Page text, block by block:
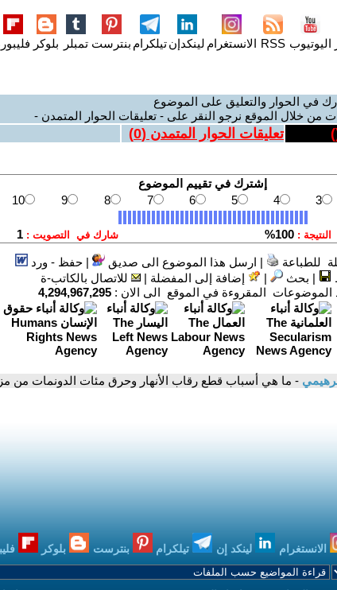
اليوتيوب RSS الانستغرام لينكدإنتيلكرام بنترست تمبلر بلوكر
في الحوار والتعليق على الموضوع
من خلال الموقع نرجو النقر على - تعليقات الحوار المتمدن -
) تعليقات الحوار المتمدن (0
)
للطباعة | ارسل هذا الموضوع الى صديق |حفظ - ورد
| بحث | إضافة إلى المفضلة |
للاتصال بالكاتب-ة
المقروءة في الموقع الى الان : 4,294,967,295
- ما هي أسباب قطع رقاب الأنهار وحرق مئات الدونمات من
الانستغرام لينكد إن تيلكرام بنترست بلوكر